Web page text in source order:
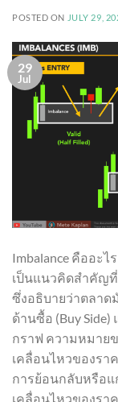
POSTED ON JULY 29,
29
Jul
Imbalance คืออะ
เป็นแนวคิดสำคัญที่
ซึ่งอธิบายว่าตลาด
ด้านซื้อ (Buy
กราฟ ความหมายข
เคลื่อนไหวของรา
การย้อนกลับหรือแ
เคลื่อนไหวของรา